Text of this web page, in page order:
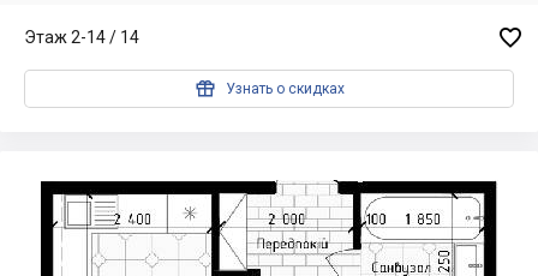
Этаж 2-14 / 14 
 Узнать о скидках